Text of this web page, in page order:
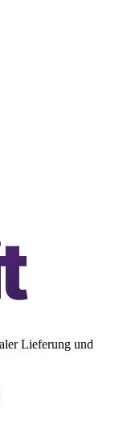
Lieferung und